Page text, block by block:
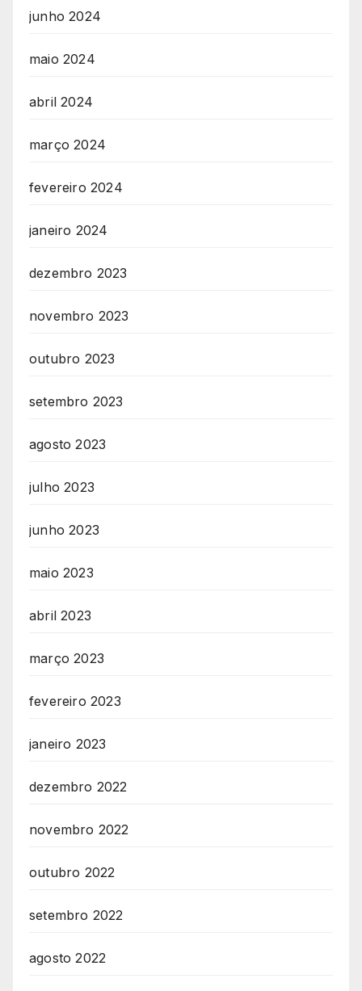
junho 2024
maio 2024
abril 2024
março 2024
fevereiro 2024
janeiro 2024
dezembro 2023
novembro 2023
outubro 2023
setembro 2023
agosto 2023
julho 2023
junho 2023
maio 2023
abril 2023
março 2023
fevereiro 2023
janeiro 2023
dezembro 2022
novembro 2022
outubro 2022
setembro 2022
agosto 2022